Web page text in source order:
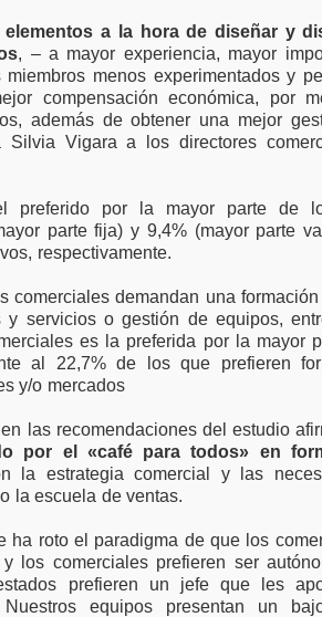
a la hora de diseñar y
, – a mayor experiencia, mayor
menos experimentados y
compensación económica, por
además de obtener una mejor
Silvia Vigara a los directores
preferido por la mayor parte de
parte fija) y 9,4% (mayor parte
respectivamente.
comerciales demandan una
y servicios o gestión de equipos,
es la preferida por la mayor
al 22,7% de los que prefieren
y/o mercados
las recomendaciones del estudio
por el «café para todos» en
la estrategia comercial y las
la escuela de ventas.
ha roto el paradigma de que los
los comerciales prefieren ser
prefieren un jefe que les
equipos presentan un